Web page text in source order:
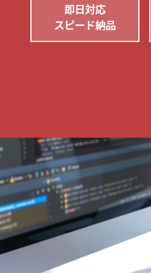
即日対応
スピード納品